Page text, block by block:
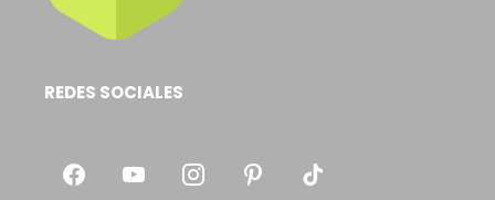
REDES SOCIALES